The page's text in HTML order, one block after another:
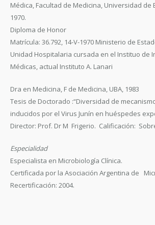
Médica, Facultad de Medicina, Universidad de
1970.
Diploma de Honor
Matrícula: 36.792, 14-V-1970 Ministerio de
Unidad Hospitalaria cursada en el Instituo de
Médicas, actual Instituto A. Lanari
Dra en Medicina, F de Medicina, UBA, 1983
Tesis de Doctorado :“Diversidad de
inducidos por el Virus Junín en huéspedes
Director: Prof. Dr M Frigerio. Calificación:
Especialidad
Especialista en Microbiología Clínica.
Certificada por la Asociación Argentina de
Recertificación: 2004.